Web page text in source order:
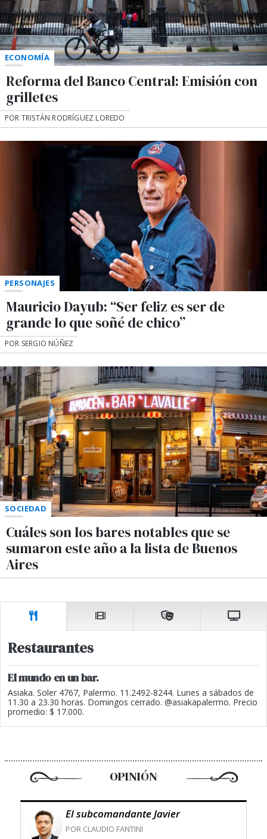
ECONOMÍA
Reforma del Banco Central: Emisión con
grilletes
POR TRISTÁN RODRÍGUEZ LOREDO
PERSONAJES
Mauricio Dayub: “Ser feliz es ser de
grande lo que soñé de chico”
POR SERGIO NÚÑEZ
SOCIEDAD
Cuáles son los bares notables que se
sumaron este año a la lista de Buenos
Aires
Restaurantes
El mundo en un bar.
Asiaka. Soler 4767, Palermo. 11.2492-8244. Lunes a sábados de
11.30 a 23.30 horas. Domingos cerrado. @asiakapalermo. Precio
promedio: $ 17.000.
OPINIÓN
El subcomandante Javier
POR CLAUDIO FANTINI